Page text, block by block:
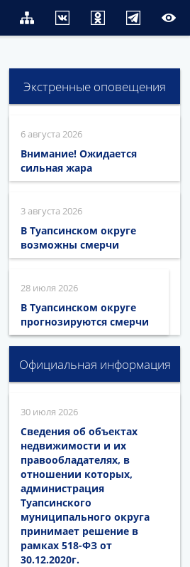
Экстренные оповещения
6 августа 2026
Внимание! Ожидается
сильная жара
3 августа 2026
В Туапсинском округе
возможны смерчи
28 июля 2026
В Туапсинском округе
прогнозируются смерчи
Официальная информация
30 июля 2026
Сведения об объектах
недвижимости и их
правообладателях, в
отношении которых,
администрация
Туапсинского
муниципального округа
принимает решение в
рамках 518-ФЗ от
30.12.2020г.